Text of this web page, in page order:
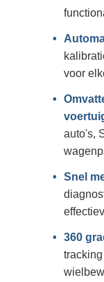
voor
auto's,
Snel
360